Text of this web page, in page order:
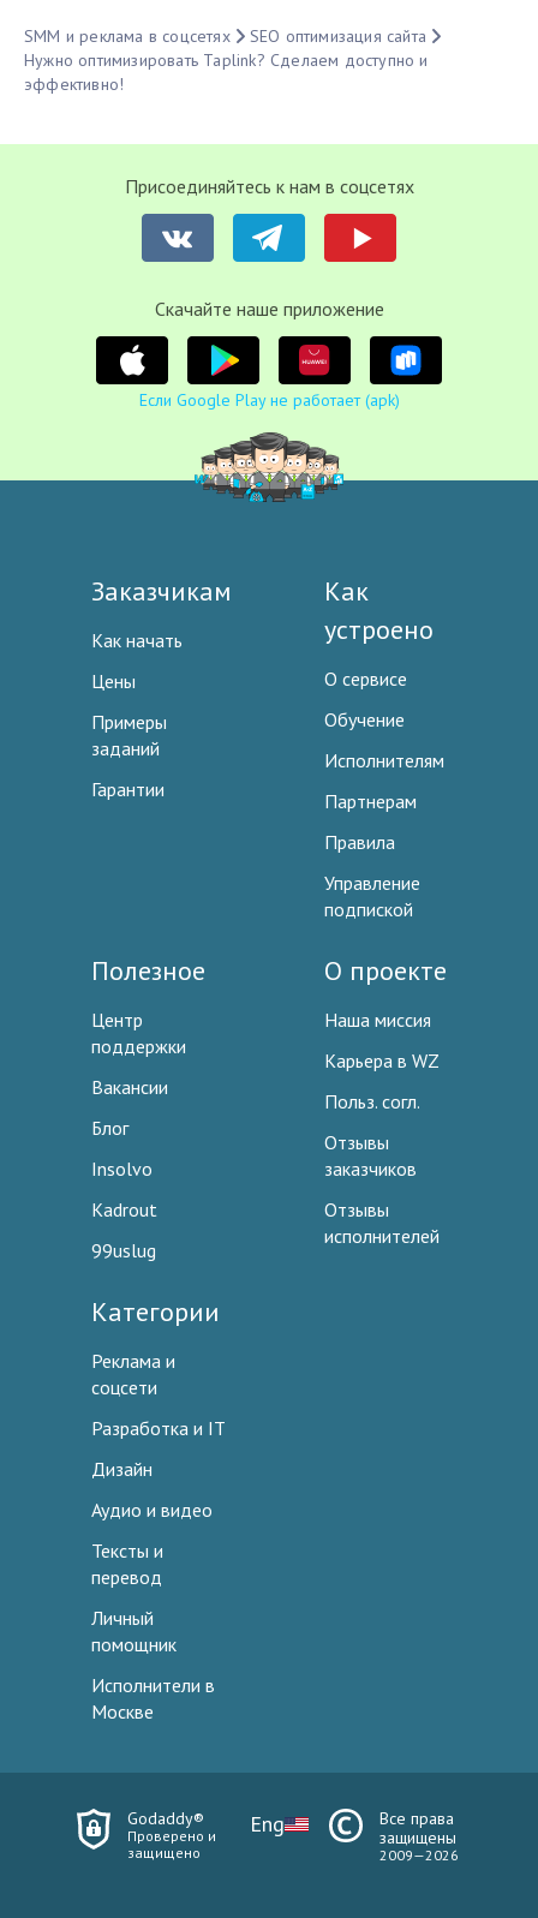
SMM и реклама в соцсетях
SЕО оптимизация сайта
Нужно оптимизировать Taplink? Сделаем доступно и
эффективно!
Присоединяйтесь к нам в соцсетях
Cкачайте наше приложение
Если Google Play не работает (apk)
Заказчикам
Как начать
Цены
Примеры
заданий
Гарантии
Как
устроено
О сервисе
Обучение
Исполнителям
Партнерам
Правила
Управление
подпиской
Полезное
Центр
поддержки
Вакансии
Блог
Insolvo
Kadrout
99uslug
О проекте
Наша миссия
Карьера в WZ
Польз. согл.
Отзывы
заказчиков
Отзывы
исполнителей
Категории
Реклама и
соцсети
Разработка и IT
Дизайн
Аудио и видео
Тексты и
перевод
Личный
помощник
Исполнители в
Москве
Godaddy®
Проверено и
защищено
Eng
Все права
защищены
2009—2026